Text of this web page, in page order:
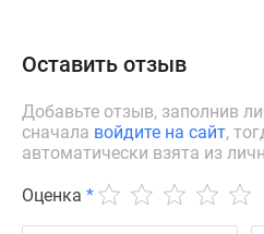
Оставить отзыв
Добавьте отзыв, заполнив
сначала войдите на сайт,
автоматически взята из
Оценка *